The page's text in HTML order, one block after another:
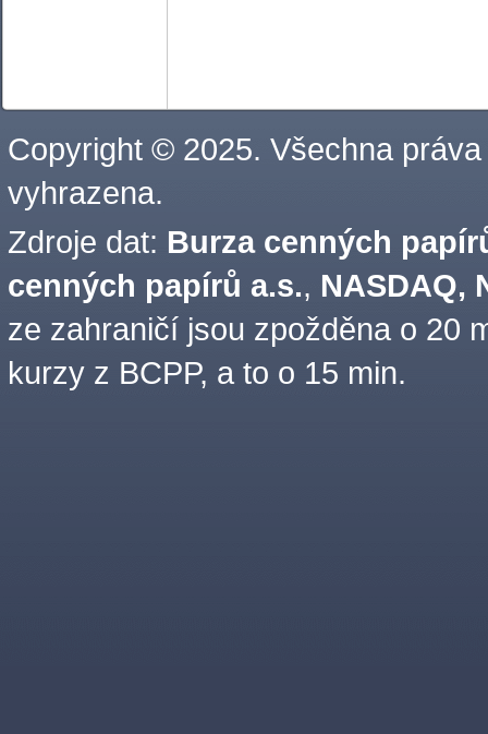
Copyright © 2025. Všechna práva
vyhrazena.
Zdroje dat: Burza cenných
cenných papírů a.s., NASDAQ,
ze zahraničí jsou zpožděna o 20
kurzy z BCPP, a to o 15 min.